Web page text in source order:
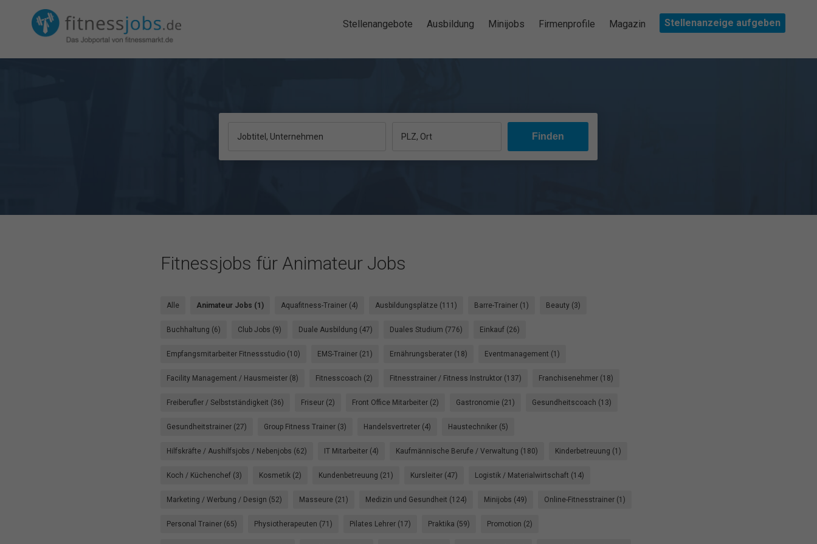
Stellenangebote Ausbildung Minijobs Firmenprofile Magazin Stellenanzeige aufgeben
Jobtitel, Unternehmen PLZ, Ort
Fitnessjobs für Animateur Jobs
Alle Animateur Jobs (1) Aquafitness-Trainer (4) Ausbildungsplätze (111) Barre-Trainer (1) Beauty (3)
Buchhaltung (6) Club Jobs (9) Duale Ausbildung (47) Duales Studium (776) Einkauf (26)
Empfangsmitarbeiter Fitnessstudio (10) EMS-Trainer (21) Ernährungsberater (18) Eventmanagement (1)
Facility Management / Hausmeister (8) Fitnesscoach (2) Fitnesstrainer / Fitness Instruktor (137) Franchisenehmer (18)
Freiberufler / Selbstständigkeit (36) Friseur (2) Front Office Mitarbeiter (2) Gastronomie (21) Gesundheitscoach (13)
Gesundheitstrainer (27) Group Fitness Trainer (3) Handelsvertreter (4) Haustechniker (5)
Hilfskräfte / Aushilfsjobs / Nebenjobs (62) IT Mitarbeiter (4) Kaufmännische Berufe / Verwaltung (180) Kinderbetreuung (1)
Koch / Küchenchef (3) Kosmetik (2) Kundenbetreuung (21) Kursleiter (47) Logistik / Materialwirtschaft (14)
Marketing / Werbung / Design (52) Masseure (21) Medizin und Gesundheit (124) Minijobs (49) Online-Fitnesstrainer (1)
Personal Trainer (65) Physiotherapeuten (71) Pilates Lehrer (17) Praktika (59) Promotion (2)